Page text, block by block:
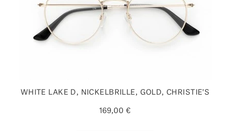
WHITE LAKE D, NICKELBRILLE, GOLD, CHRISTIE'S
169,00 €